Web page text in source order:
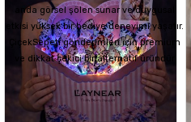
anda görsel şölen sunar ve duygusal
etkisi yüksek bir hediye deneyimi yaşatır.
ÇiçekSepeti gönderimleri için premium
ve dikkat çekici bir alternatif üründür